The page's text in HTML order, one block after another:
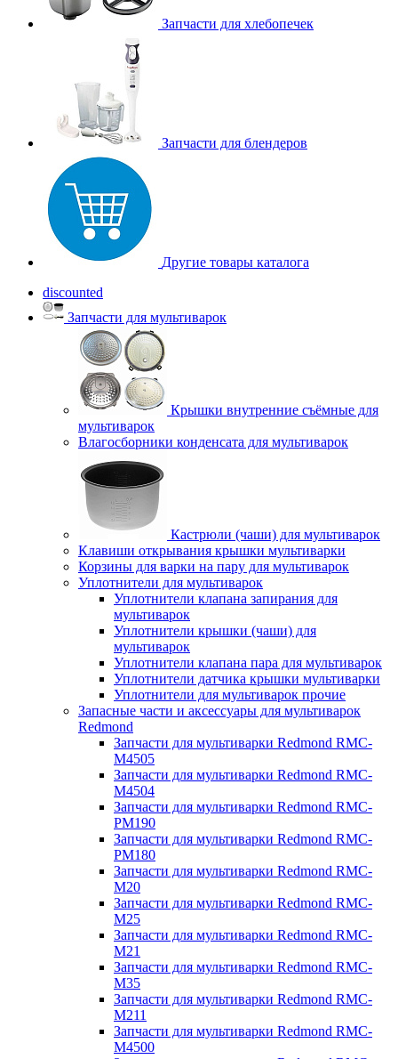
Запчасти для хлебопечек
Запчасти для блендеров
Другие товары каталога
discounted
Запчасти для мультиварок
Крышки внутренние съёмные для
мультиварок
Влагосборники конденсата для мультиварок
Кастрюли (чаши) для мультиварок
Клавиши открывания крышки мультиварки
Корзины для варки на пару для мультиварок
Уплотнители для мультиварок
Уплотнители клапана запирания для
мультиварок
Уплотнители крышки (чаши) для
мультиварок
Уплотнители клапана пара для мультиварок
Уплотнители датчика крышки мультиварки
Уплотнители для мультиварок прочие
Запасные части и аксессуары для мультиварок
Redmond
Запчасти для мультиварки Redmond RMC-
M4505
Запчасти для мультиварки Redmond RMC-
M4504
Запчасти для мультиварки Redmond RMC-
PM190
Запчасти для мультиварки Redmond RMC-
PM180
Запчасти для мультиварки Redmond RMC-
M20
Запчасти для мультиварки Redmond RMC-
M25
Запчасти для мультиварки Redmond RMC-
M21
Запчасти для мультиварки Redmond RMC-
M35
Запчасти для мультиварки Redmond RMC-
M211
Запчасти для мультиварки Redmond RMC-
M4500